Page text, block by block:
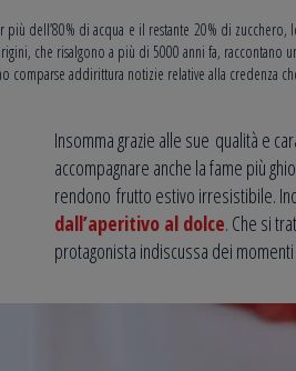
più dell’80% di acqua e il restante 20% di
che risalgono a più di 5000 anni fa, raccontano
comparse addirittura notizie relative alla credenza
Insomma grazie alle sue qualità e
accompagnare anche la fame più
rendono frutto estivo irresistibile.
dall’aperitivo al dolce. Che si
protagonista indiscussa dei